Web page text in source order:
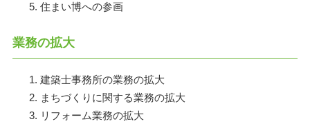
住まい博への参画
業務の拡大
建築士事務所の業務の拡大
まちづくりに関する業務の拡大
リフォーム業務の拡大